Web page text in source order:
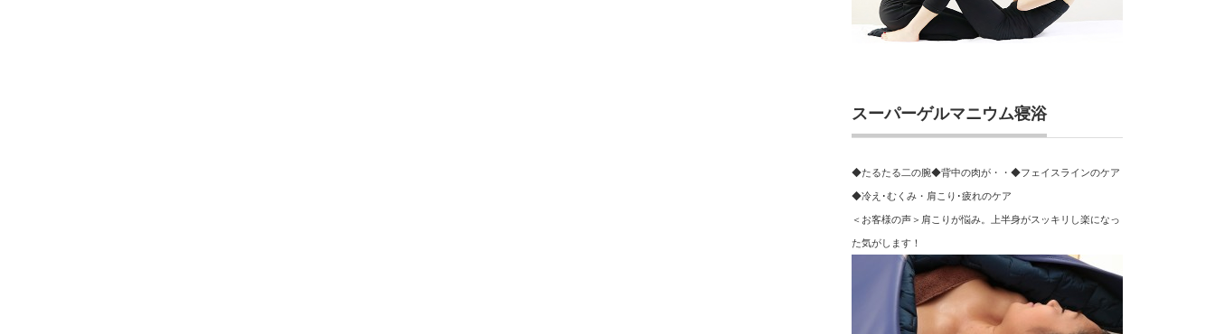
スーパーゲルマニウム寝浴
◆たるたる二の腕◆背中の肉が・・◆フェイスラインのケア
◆冷え･むくみ・肩こり･疲れのケア
＜お客様の声＞肩こりが悩み。上半身がスッキリし楽になっ
た気がします！